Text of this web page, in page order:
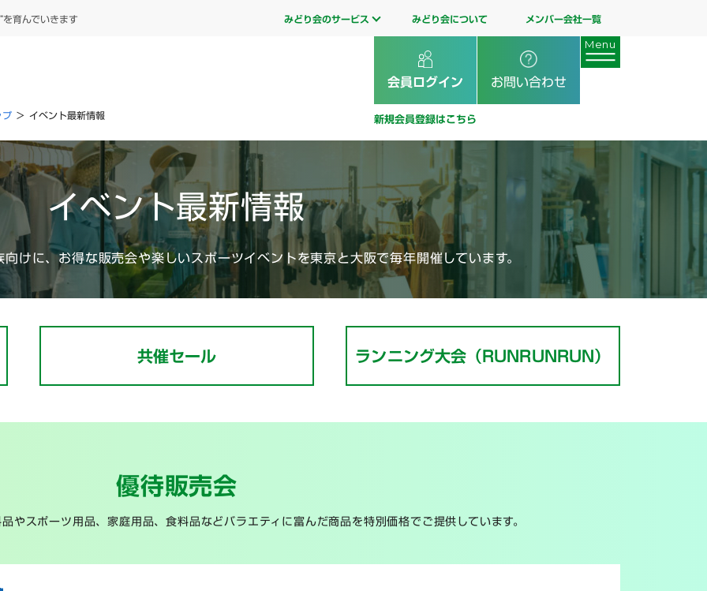
育んでいきます みどり会のサービス みどり会について メンバー会社一覧
プ > イベント最新情報
会員ログイン
新規会員登録はこちら
お問い合わせ
イベント最新情報
けに、お得な販売会や楽しいスポーツイベントを東京と大阪で毎年開催しています。
共催セール ランニング大会 （RUNRUNRUN）
優待販売会
やスポーツ用品、家庭用品、食料品などバラエティに富んだ商品を特別価格でご提供しています。